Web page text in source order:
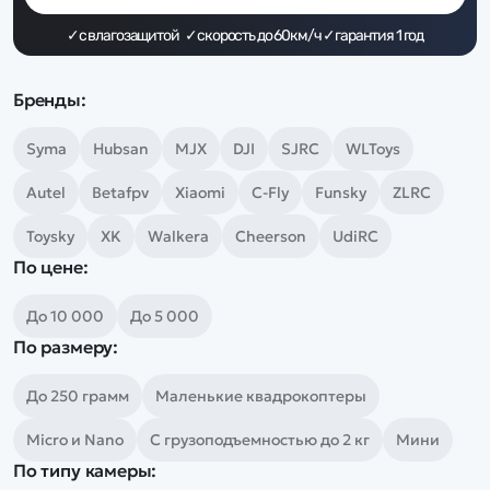
✓с влагозащитой ✓скорость до 60км/ч ✓гарантия 1 год
Бренды:
Syma Hubsan MJX DJI SJRC WLToys
Autel Betafpv Xiaomi C-Fly Funsky ZLRC
Toysky XK Walkera Cheerson UdiRC
По цене:
До 10 000 До 5 000
По размеру:
До 250 грамм Маленькие квадрокоптеры
Micro и Nano С грузоподъемностью до 2 кг Мини
По типу камеры:
Дополнительный способ связи
Заказать звонок
Наши соцсети:
Каталог
Квадрокоптеры
Машинки
Танки
Оптовые продажи